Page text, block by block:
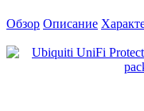
Обзор Описание